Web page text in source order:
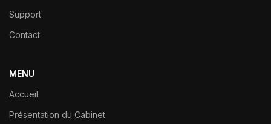
Support
Contact
MENU
Accueil
Présentation du Cabinet